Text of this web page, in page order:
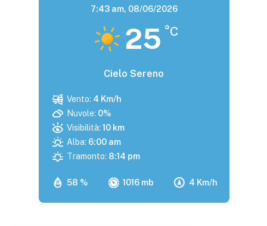
7:43 am, 08/06/2026
25 °C
Cielo Sereno
58 % 1016 mb 4 Km/h
Vento: 4 Km/h
Nuvole: 0%
Visibilità: 10 km
Alba: 6:00 am
Tramonto: 8:14 pm